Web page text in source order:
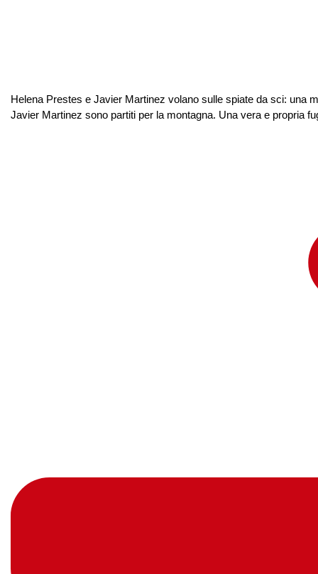
Helena Prestes e Javier Martinez volano sulle spiate da sci: una
Javier Martinez sono partiti per la montagna. Una vera e propria